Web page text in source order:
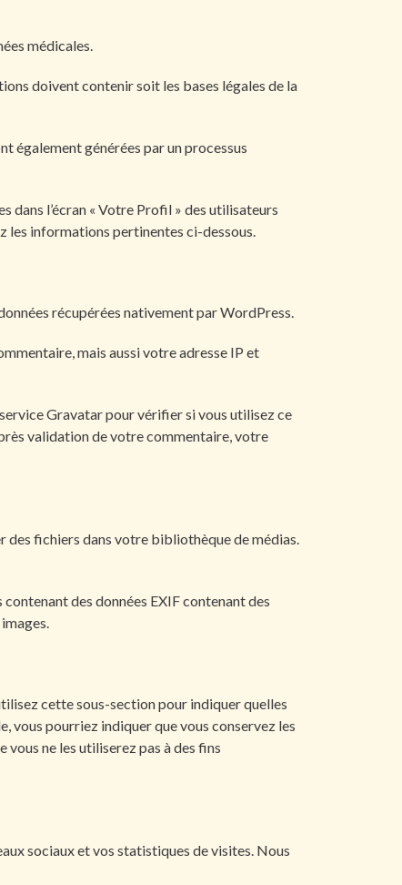
médicales.
doivent contenir soit les bases légales de la
également générées par un processus
dans l’écran « Votre Profil » des utilisateurs
les informations pertinentes ci-dessous.
récupérées nativement par WordPress.
mais aussi votre adresse IP et
Gravatar pour vérifier si vous utilisez ce
validation de votre commentaire, votre
fichiers dans votre bibliothèque de médias.
des données EXIF contenant des
cette sous-section pour indiquer quelles
vous pourriez indiquer que vous conservez les
ne les utiliserez pas à des fins
sociaux et vos statistiques de visites. Nous